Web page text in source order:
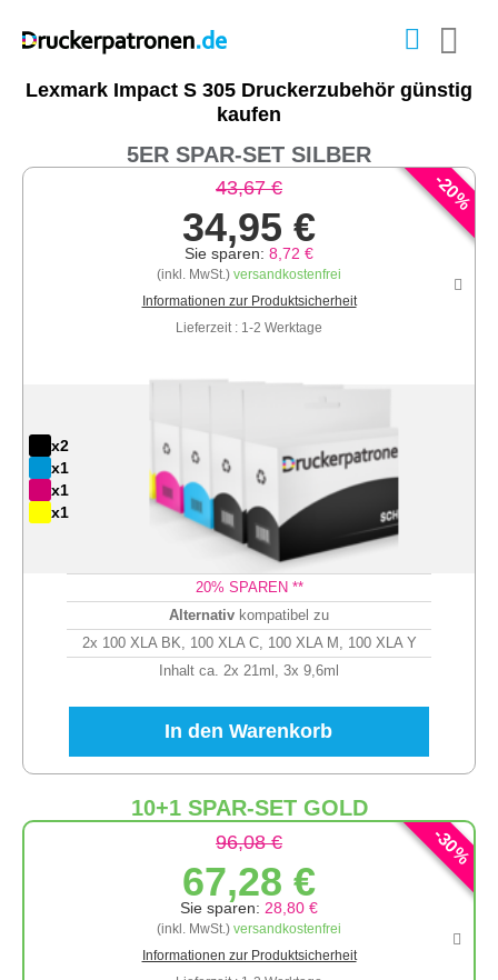
Lexmark Impact S 305 Druckerzubehör günstig
kaufen
5ER SPAR-SET SILBER
-
20
%
43,67 €
34,95 €
Sie sparen: 8,72 €
(inkl. MwSt.) versandkostenfrei
Informationen zur Produktsicherheit
Lieferzeit : 1-2 Werktage
x2
x1
x1
x1
20% SPAREN **
Alternativ kompatibel zu
2x 100 XLA BK, 100 XLA C, 100 XLA M, 100 XLA Y
Inhalt ca. 2x 21ml, 3x 9,6ml
In den Warenkorb
10+1 SPAR-SET GOLD
-
30
%
96,08 €
67,28 €
Sie sparen: 28,80 €
(inkl. MwSt.) versandkostenfrei
Informationen zur Produktsicherheit